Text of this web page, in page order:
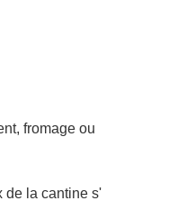
fromage ou
de la cantine s'